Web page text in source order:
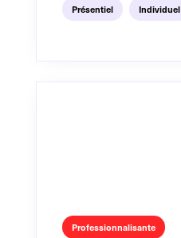
Présentiel Individuel
Professionnalisante